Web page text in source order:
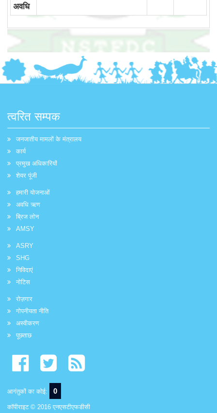
अवधि
त्वरित सम्पक
जनजातीय मामलों के मंत्रालय
कार्य
प्रमुख अधिकारियों
शेयर पूंजी
हमारी योजनाओं
अवधि ऋण
ब्रिज लोन
AMSY
ASRY
SHG
निविदाएं
नोटिस
रोज़गार
गोपनीयता नीति
अस्वीकरण
पूछताछ
आगंतुकों का कोई: 0
कॉपीराइट © 2016 एनएसटीएफडीसी